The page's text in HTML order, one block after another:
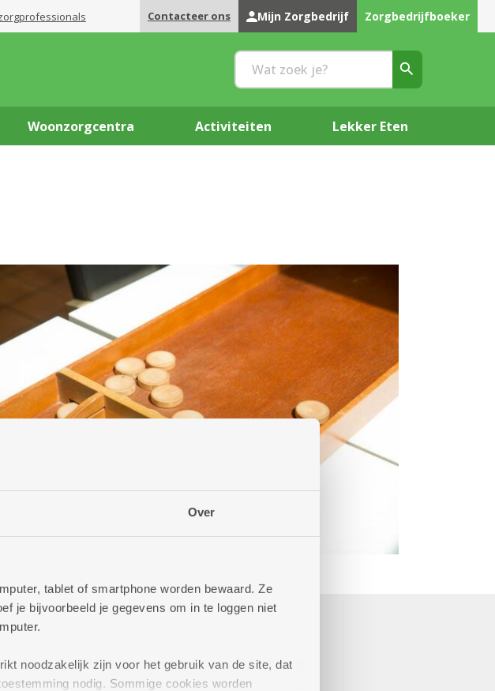
Over
tablet of smartphone worden bewaard. Ze
je bijvoorbeeld je gegevens om in te loggen niet
noodzakelijk zijn voor het gebruik van de site, dat
nodig. Sommige cookies worden
Contacteer ons Mijn Zorgbedrijf Zorgbedrijfboeker
Woonzorgcentra Activiteiten Lekker Eten